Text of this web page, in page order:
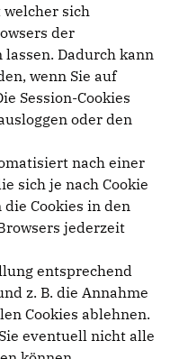
welcher sich
der
Dadurch kann
wenn Sie auf
Session-Cookies
oder den
nach einer
sich je nach Cookie
Cookies in den
jederzeit
entsprechend
z. B. die Annahme
Cookies ablehnen.
eventuell nicht alle